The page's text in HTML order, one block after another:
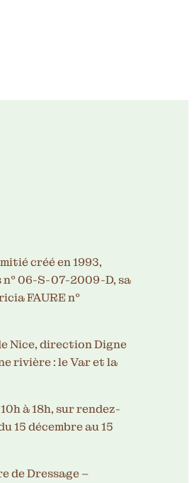
créé en 1993,
06-S-07-2009-D, sa
FAURE n°
Nice, direction Digne
rivière : le Var et la
à 18h, sur rendez-
15 décembre au 15
de Dressage –